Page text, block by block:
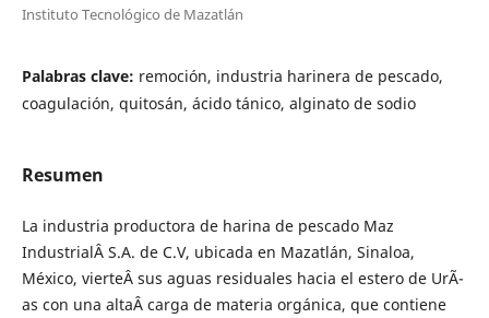
Instituto Tecnológico de Mazatlán
Palabras clave: remoción, industria harinera de pescado,
coagulación, quitosán, ácido tánico, alginato de sodio
Resumen
La industria productora de harina de pescado Maz
IndustrialÂ S.A. de C.V, ubicada en Mazatlán, Sinaloa,
México, vierteÂ sus aguas residuales hacia el estero de UrÃ­
as con una altaÂ carga de materia orgánica, que contiene